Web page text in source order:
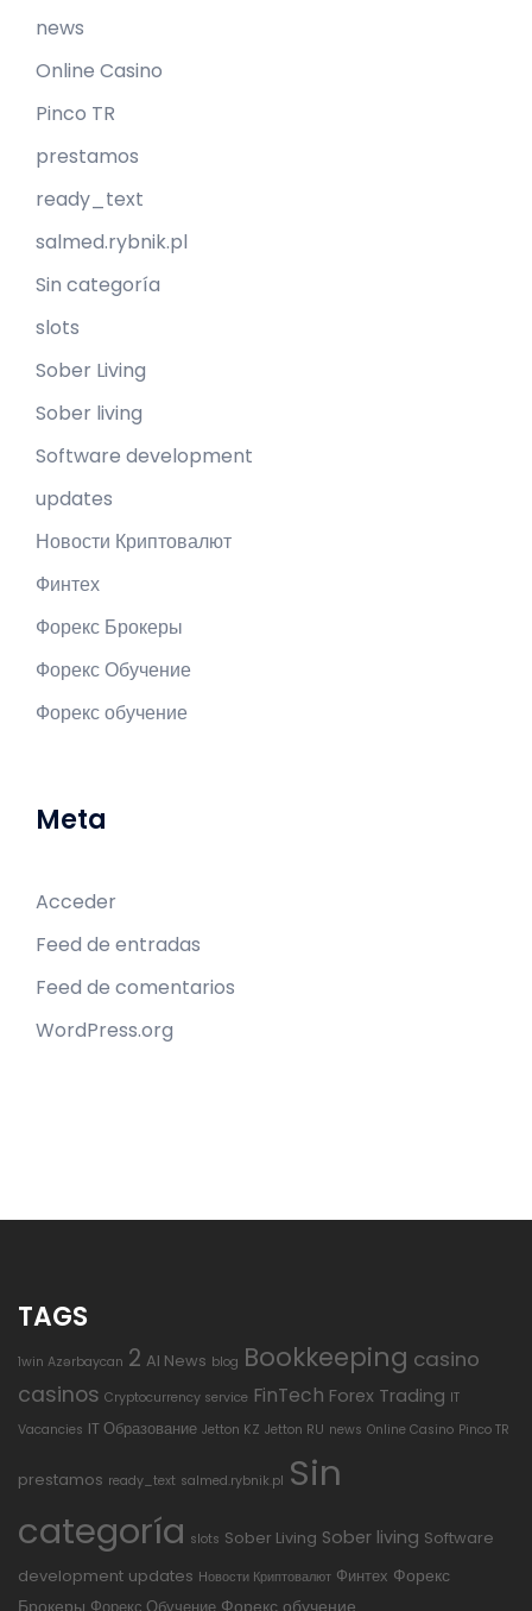
news
Online Casino
Pinco TR
prestamos
ready_text
salmed.rybnik.pl
Sin categoría
slots
Sober Living
Sober living
Software development
updates
Новости Криптовалют
Финтех
Форекс Брокеры
Форекс Обучение
Форекс обучение
Meta
Acceder
Feed de entradas
Feed de comentarios
WordPress.org
TAGS
1win Azərbaycan 2 AI News blog Bookkeeping casino
casinos Cryptocurrency service FinTech Forex Trading IT
Vacancies IT Образование Jetton KZ Jetton RU news Online Casino Pinco TR
prestamos ready_text salmed.rybnik.pl Sin
categoría slots Sober Living Sober living Software
development updates Новости Криптовалют Финтех Форекс
Брокеры
Форекс обучение